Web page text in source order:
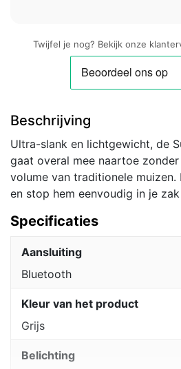
Twijfel je nog? Bekijk onze
Beschrijving
Ultra-slank en lichtgewicht, de
gaat overal mee naartoe
volume van traditionele
en stop hem eenvoudig in je
Specificaties
Aansluiting
Bluetooth
Kleur van het product
Grijs
Belichting